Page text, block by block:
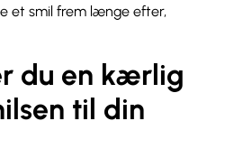
et smil frem længe efter,
du en kærlig
til din